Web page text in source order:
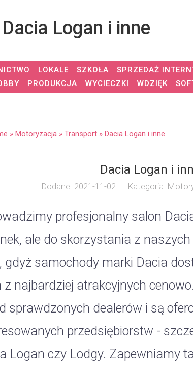
Dacia Logan i inne
LOKALE SZKOŁA SPRZEDAŻ
PRODUKCJA WYCIECZKI WDZIĘK
» Motoryzacja » Transport » Dacia Logan i inne
Dacia Logan i
Dodane: 2021-11-02 :: Kategoria:
profesjonalny salon
ale do skorzystania z
gdyż samochody marki Dacia
z najbardziej atrakcyjnych
sprawdzonych dealerów i są
przedsiębiorstw -
Logan czy Lodgy. Zapewniamy